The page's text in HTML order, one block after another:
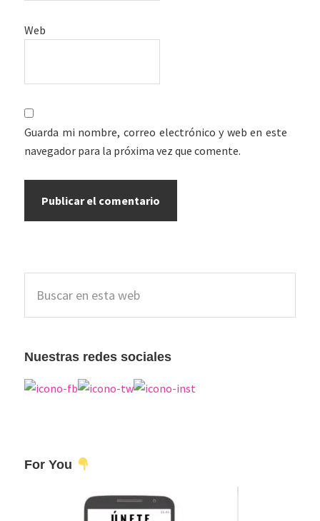
Web
Guarda mi nombre, correo electrónico y web en este
navegador para la próxima vez que comente.
Barra
lateral
esta
Nuestras redes sociales
For You